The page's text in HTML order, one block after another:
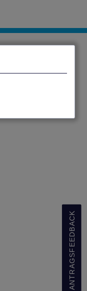
ANTRAGSFEEDBACK